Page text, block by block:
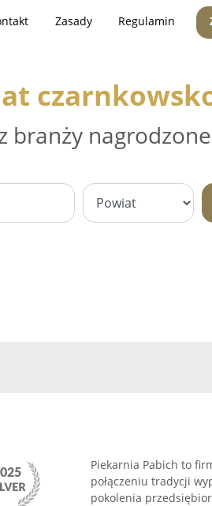
Zasady Regulamin
branży nagrodzone
Piekarnia Pabich to
połączeniu tradycji
pokolenia